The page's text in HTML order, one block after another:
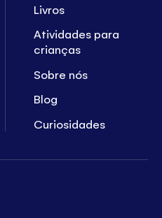
Livros
Atividades para
crianças
Sobre nós
Blog
Curiosidades